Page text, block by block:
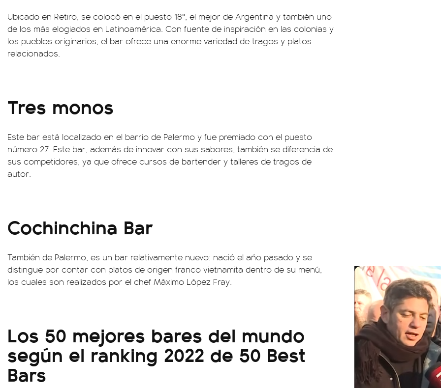
Ubicado en Retiro, se colocó en el puesto 18°, el mejor de Argentina y también uno
de los más elogiados en Latinoamérica. Con fuente de inspiración en las colonias y
los pueblos originarios, el bar ofrece una enorme variedad de tragos y platos
relacionados.
Tres monos
Este bar está localizado en el barrio de Palermo y fue premiado con el puesto
número 27. Este bar, además de innovar con sus sabores, también se diferencia de
sus competidores, ya que ofrece cursos de bartender y talleres de tragos de
autor.
Cochinchina Bar
También de Palermo, es un bar relativamente nuevo: nació el año pasado y se
distingue por contar con platos de origen franco vietnamita dentro de su menú,
los cuales son realizados por el chef Máximo López Fray.
Los 50 mejores bares del mundo
según el ranking 2022 de 50 Best
Bars